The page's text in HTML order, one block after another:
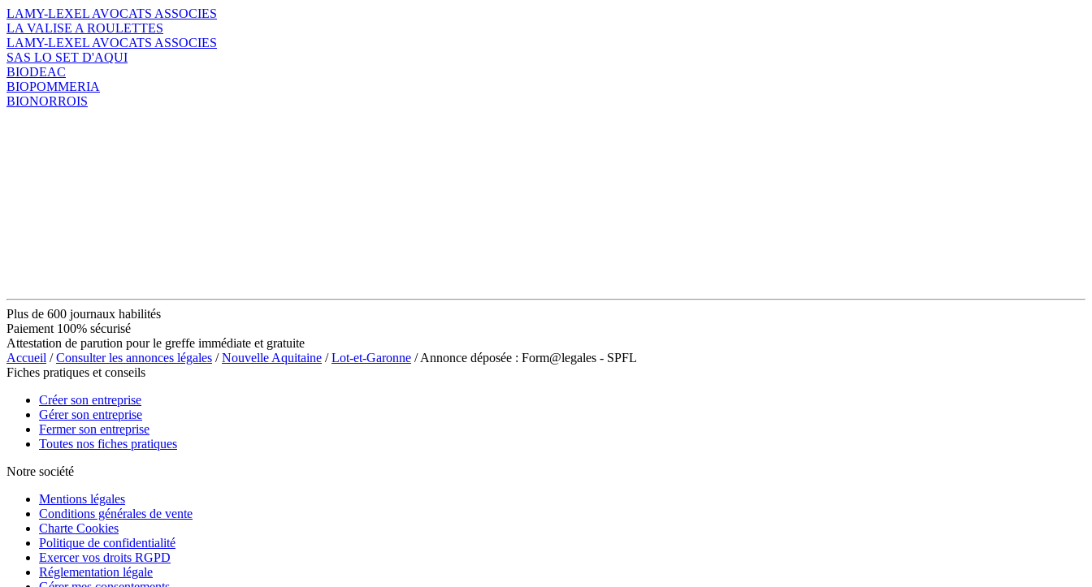
LAMY-LEXEL AVOCATS ASSOCIES
LA VALISE A ROULETTES
LAMY-LEXEL AVOCATS ASSOCIES
SAS LO SET D'AQUI
BIODEAC
BIOPOMMERIA
BIONORROIS
Plus de 600 journaux habilités
Paiement 100% sécurisé
Attestation de parution pour le greffe immédiate et gratuite
Accueil /Consulter les annonces légales /Nouvelle Aquitaine /Lot-et-Garonne / Annonce déposée : Form@legales - SPFL
Fiches pratiques et conseils
Créer son entreprise
Gérer son entreprise
Fermer son entreprise
Toutes nos fiches pratiques
Notre société
Mentions légales
Conditions générales de vente
Charte Cookies
Politique de confidentialité
Exercer vos droits RGPD
Réglementation légale